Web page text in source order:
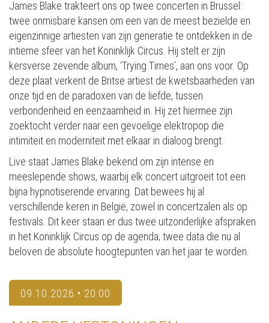
James Blake trakteert ons op twee concerten in Brussel:
twee onmisbare kansen om een van de meest bezielde en
eigenzinnige artiesten van zijn generatie te ontdekken in de
intieme sfeer van het Koninklijk Circus. Hij stelt er zijn
kersverse zevende album, ‘Trying Times’, aan ons voor. Op
deze plaat verkent de Britse artiest de kwetsbaarheden van
onze tijd en de paradoxen van de liefde, tussen
verbondenheid en eenzaamheid in. Hij zet hiermee zijn
zoektocht verder naar een gevoelige elektropop die
intimiteit en moderniteit met elkaar in dialoog brengt.
Live staat James Blake bekend om zijn intense en
meeslepende shows, waarbij elk concert uitgroeit tot een
bijna hypnotiserende ervaring. Dat bewees hij al
verschillende keren in België, zowel in concertzalen als op
festivals. Dit keer staan er dus twee uitzonderlijke afspraken
in het Koninklijk Circus op de agenda; twee data die nu al
beloven de absolute hoogtepunten van het jaar te worden.
09.10.2026 • 20:00